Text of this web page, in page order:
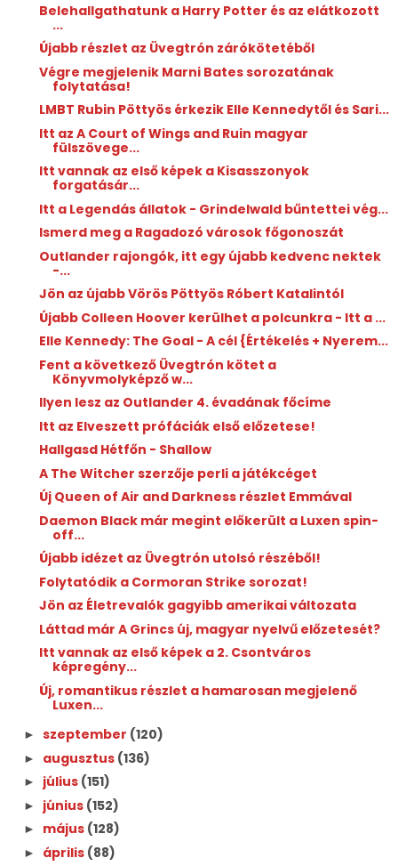
Belehallgathatunk a Harry Potter és az elátkozott
...
Újabb részlet az Üvegtrón zárókötetéből
Végre megjelenik Marni Bates sorozatának
folytatása!
LMBT Rubin Pöttyös érkezik Elle Kennedytől és Sari...
Itt az A Court of Wings and Ruin magyar
fülszövege...
Itt vannak az első képek a Kisasszonyok
forgatásár...
Itt a Legendás állatok - Grindelwald bűntettei vég...
Ismerd meg a Ragadozó városok főgonoszát
Outlander rajongók, itt egy újabb kedvenc nektek
-...
Jön az újabb Vörös Pöttyös Róbert Katalintól
Újabb Colleen Hoover kerülhet a polcunkra - Itt a ...
Elle Kennedy: The Goal - A cél {Értékelés + Nyerem...
Fent a következő Üvegtrón kötet a
Könyvmolyképző w...
Ilyen lesz az Outlander 4. évadának főcíme
Itt az Elveszett prófáciák első előzetese!
Hallgasd Hétfőn - Shallow
A The Witcher szerzője perli a játékcéget
Új Queen of Air and Darkness részlet Emmával
Daemon Black már megint előkerült a Luxen spin-
off...
Újabb idézet az Üvegtrón utolsó részéből!
Folytatódik a Cormoran Strike sorozat!
Jön az Életrevalók gagyibb amerikai változata
Láttad már A Grincs új, magyar nyelvű előzetesét?
Itt vannak az első képek a 2. Csontváros
képregény...
Új, romantikus részlet a hamarosan megjelenő
Luxen...
► szeptember (120)
► augusztus (136)
► július (151)
► június (152)
► május (128)
► április (88)